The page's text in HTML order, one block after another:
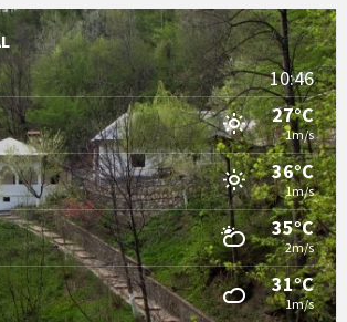
10:46
27°C
1m/s
36°C
1m/s
35°C
2m/s
31°C
1m/s